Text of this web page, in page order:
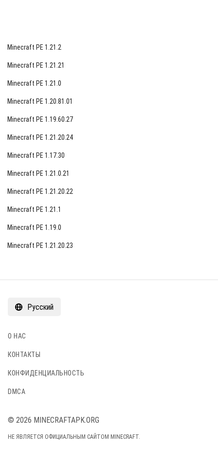
Minecraft PE 1.21.2
Minecraft PE 1.21.21
Minecraft PE 1.21.0
Minecraft PE 1.20.81.01
Minecraft PE 1.19.60.27
Minecraft PE 1.21.20.24
Minecraft PE 1.17.30
Minecraft PE 1.21.0.21
Minecraft PE 1.21.20.22
Minecraft PE 1.21.1
Minecraft PE 1.19.0
Minecraft PE 1.21.20.23
Русский
О НАС
КОНТАКТЫ
КОНФИДЕНЦИАЛЬНОСТЬ
DMCA
© 2026 MINECRAFTAPK.ORG
НЕ ЯВЛЯЕТСЯ ОФИЦИАЛЬНЫМ САЙТОМ MINECRAFT.